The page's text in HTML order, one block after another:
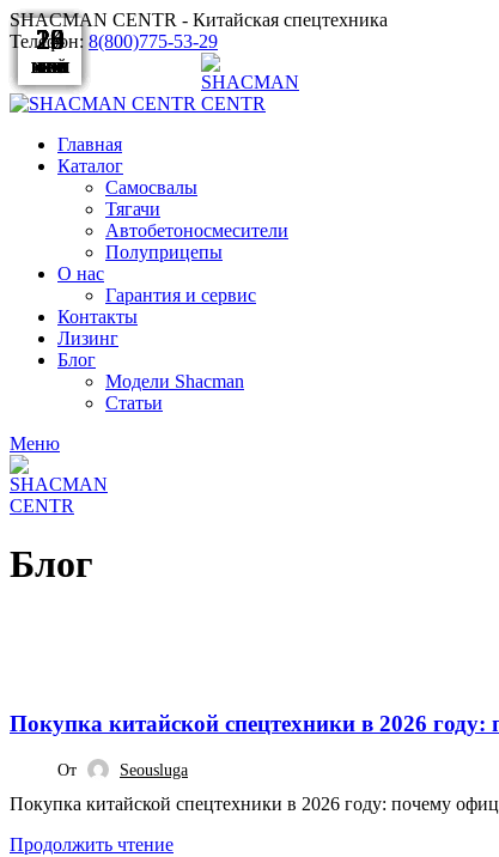
SHACMAN CENTR - Китайская спецтехника
Телефон: 8(800)775-53-29
Главная
Каталог
Самосвалы
Тягачи
Автобетоносмесители
Полуприцепы
О нас
Гарантия и сервис
Контакты
Лизинг
Блог
Модели Shacman
Статьи
Меню
Блог
23
АПР
Покупка китайской спецтехники в 2026
От Seousluga
Покупка китайской спецтехники в 2026 году: почему
Продолжить чтение
23
АПР
18
ИЮЛ
26
ИЮН
14
ИЮН
29
МАЙ
20
ФЕВ
20
ФЕВ
20
ФЕВ
20
ФЕВ